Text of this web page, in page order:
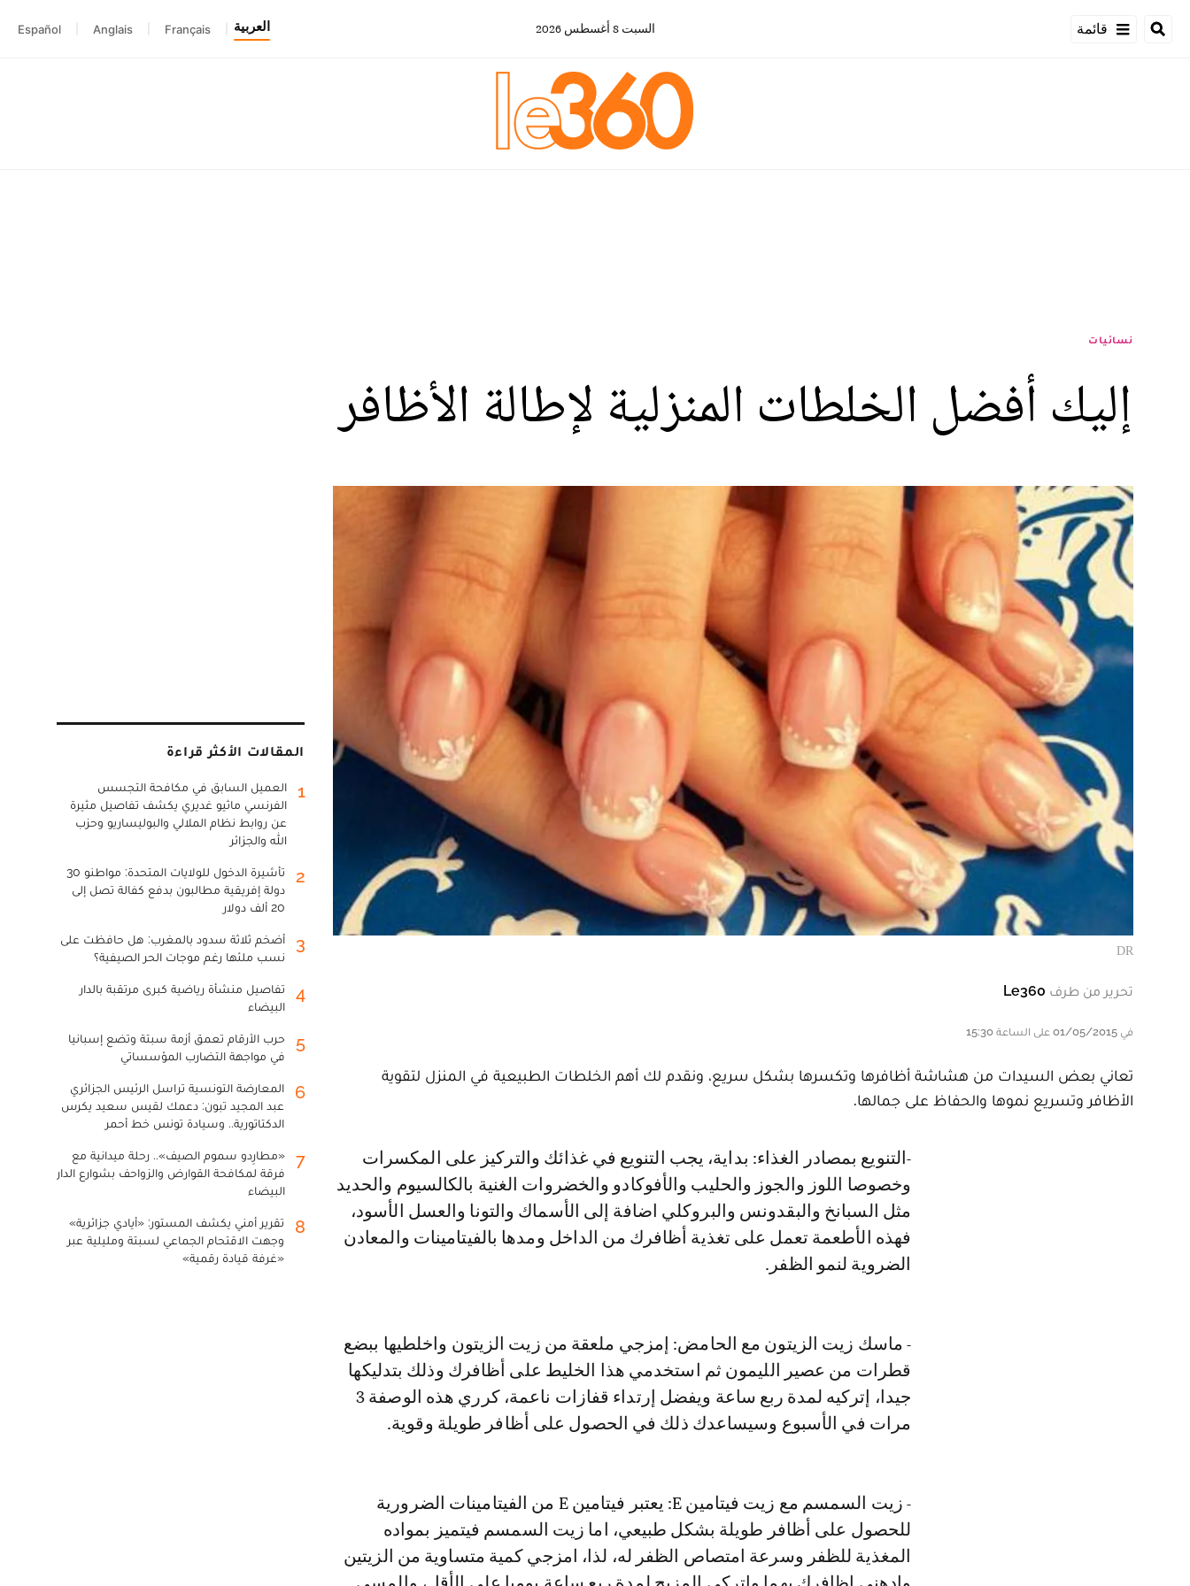
قائمة السبت 8 أغسطس 2026 العربية Français
Anglais
Español
نسائيات
إليك أفضل الخلطات المنزلية لإطالة الأظافر
DR
تحرير من طرف Le360
في 01/05/2015 على الساعة 15:30
تعاني بعض السيدات من هشاشة أظافرها وتكسرها بشكل سريع، ونقدم لك أهم الخلطات الطبيعية في المنزل لتقوية
الأظافر وتسريع نموها والحفاظ على جمالها.
- التنويع بمصادر الغذاء: بداية، يجب التنويع في غذائك والتركيز على المكسرات
وخصوصا اللوز والجوز والحليب والأفوكادو والخضروات الغنية بالكالسيوم والحديد
مثل السبانخ والبقدونس والبروكلي اضافة إلى الأسماك والتونا والعسل الأسود،
فهذه الأطعمة تعمل على تغذية أظافرك من الداخل ومدها بالفيتامينات والمعادن
الضروية لنمو الظفر.
- ماسك زيت الزيتون مع الحامض: إمزجي ملعقة من زيت الزيتون واخلطيها ببضع
قطرات من عصير الليمون ثم استخدمي هذا الخليط على أظافرك وذلك بتدليكها
جيدا، إتركيه لمدة ربع ساعة ويفضل إرتداء قفازات ناعمة، كرري هذه الوصفة 3
مرات في الأسبوع وسيساعدك ذلك في الحصول على أظافر طويلة وقوية.
- زيت السمسم مع زيت فيتامين E: يعتبر فيتامين E من الفيتامينات الضرورية
للحصول على أظافر طويلة بشكل طبيعي، اما زيت السمسم فيتميز بمواده
المغذية للظفر وسرعة امتصاص الظفر له، لذا، امزجي كمية متساوية من الزيتين
المقالات الأكثر قراءة
1
العميل السابق في مكافحة التجسس
الفرنسي ماثيو غديري يكشف تفاصيل مثيرة
عن روابط نظام الملالي والبوليساريو وحزب
الله والجزائر
2
تأشيرة الدخول للولايات المتحدة: مواطنو 30
دولة إفريقية مطالبون بدفع كفالة تصل إلى
20 ألف دولار
3
أضخم ثلاثة سدود بالمغرب: هل حافظت على
نسب ملئها رغم موجات الحر الصيفية؟
4
تفاصيل منشأة رياضية كبرى مرتقبة بالدار
البيضاء
5
حرب الأرقام تعمق أزمة سبتة وتضع إسبانيا
في مواجهة التضارب المؤسساتي
6
المعارضة التونسية تراسل الرئيس الجزائري
عبد المجيد تبون: دعمك لقيس سعيد يكرس
الدكتاتورية.. وسيادة تونس خط أحمر
7
«مطارِدو سموم الصيف».. رحلة ميدانية مع
فرقة لمكافحة القوارض والزواحف بشوارع الدار
البيضاء
8
تقرير أمني يكشف المستور: «أيادي جزائرية»
وجهت الاقتحام الجماعي لسبتة ومليلية عبر
«غرفة قيادة رقمية»